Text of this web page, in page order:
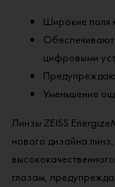
Широкие поля
Обеспечивают
цифровыми
Уменьшение
Линзы ZEISS
нового дизайна
глазам,